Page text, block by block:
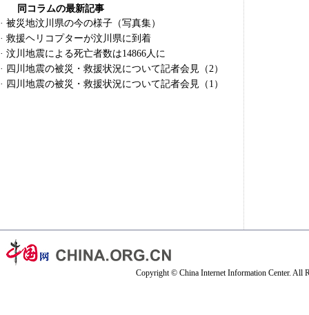
同コラムの最新記事
· 被災地汶川県の今の様子（写真集）
· 救援ヘリコプターが汶川県に到着
· 汶川地震による死亡者数は14866人に
· 四川地震の被災・救援状況について記者会見（2）
· 四川地震の被災・救援状況について記者会見（1）